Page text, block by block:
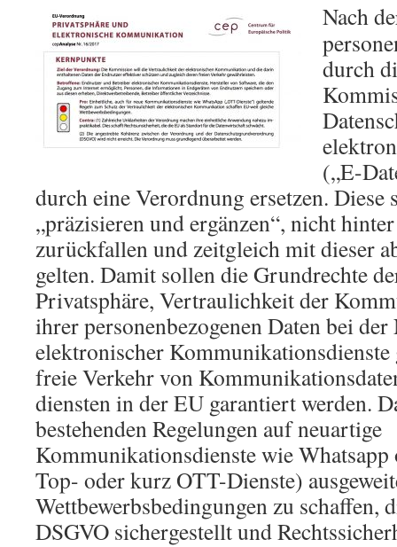
Nach
durch
(„E-
durch eine Verordnung ersetzen. Diese
„präzisieren und ergänzen“, nicht
zurückfallen und zeitgleich mit dieser
gelten. Damit sollen die Grundrechte
Privatsphäre, Vertraulichkeit der
ihrer personenbezogenen Daten bei
elektronischer Kommunikationsdienste
freie Verkehr von
diensten in der EU garantiert werden.
bestehenden Regelungen auf neuartige
Kommunikationsdienste wie
Top- oder kurz OTT-Dienste)
Wettbewerbsbedingungen zu schaffen,
DSGVO sichergestellt und